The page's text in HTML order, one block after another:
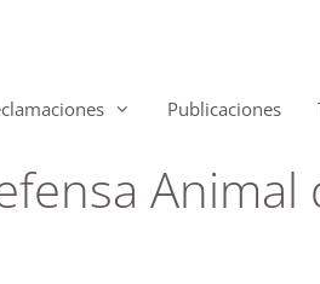
Publicaciones
Animal